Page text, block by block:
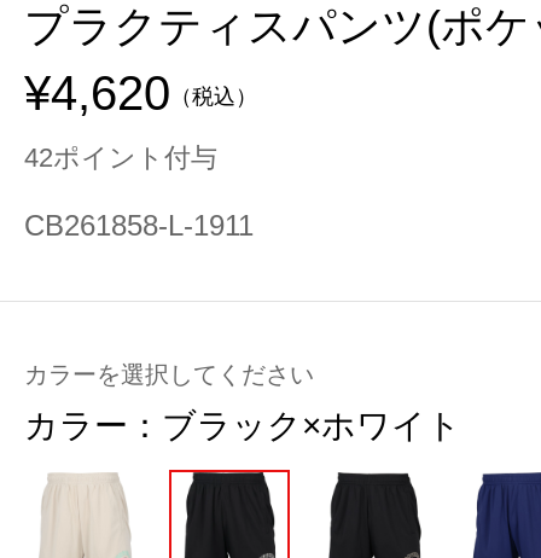
プラクティスパンツ(ポ
¥4,620 （税込）
42ポイント付与
CB261858-L-1911
カラーを選択してください
カラー： ブラック×ホワイト